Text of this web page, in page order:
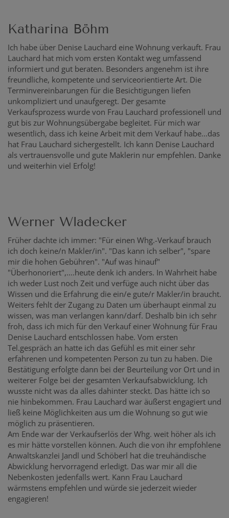
Katharina Böhm
Ich habe über Denise Lauchard eine Wohnung verkauft. Frau
Lauchard hat mich vom ersten Kontakt weg umfassend
informiert und gut beraten. Besonders angenehm ist ihre
freundliche, kompetente und serviceorientierte Art. Die
Terminvereinbarungen für die Besichtigungen liefen
unkompliziert und unaufgeregt. Der gesamte
Verkaufsprozess wurde von Frau Lauchard professionell und
gut bis zur Wohnungsübergabe begleitet. Für mich war
wesentlich, dass ich keine Arbeit mit dem Verkauf habe...das
hat Frau Lauchard sichergestellt. Ich kann Denise Lauchard
als vertrauensvolle und gute Maklerin nur empfehlen. Danke
und weiterhin viel Erfolg!
Werner Wladecker
Früher dachte ich immer: "Für einen Whg.-Verkauf brauch
ich doch keine/n Makler/in". "Das kann ich selber", "spare
mir die hohen Gebühren". "Auf was hinauf"
"Überhonoriert",....heute denk ich anders. In Wahrheit habe
ich weder Lust noch Zeit und verfüge auch nicht über das
Wissen und die Erfahrung die ein/e gute/r Makler/in braucht.
Weiters fehlt der Zugang zu Daten um überhaupt einmal zu
wissen, was man verlangen kann/darf. Deshalb bin ich sehr
froh, dass ich mich für den Verkauf einer Wohnung für Frau
Denise Lauchard entschlossen habe. Vom ersten
Tel.gespräch an hatte ich das Gefühl es mit einer sehr
erfahrenen und kompetenten Person zu tun zu haben. Die
Bestätigung erfolgte dann bei der Beurteilung vor Ort und in
weiterer Folge bei der gesamten Verkaufsabwicklung. Ich
wusste nicht was da alles dahinter steckt. Das hätte ich so
nie hinbekommen. Frau Lauchard war äußerst engagiert und
ließ keine Möglichkeiten aus um die Wohnung so gut wie
möglich zu präsentieren.
Am Ende war der Verkaufserlös der Whg. weit höher als ich
es mir hätte vorstellen können. Auch die von ihr empfohlene
Anwaltskanzlei Jandl und Schöberl hat die treuhändische
Abwicklung hervorragend erledigt. Das war mir all die
Nebenkosten jedenfalls wert. Kann Frau Lauchard
wärmstens empfehlen und würde sie jederzeit wieder
engagieren!